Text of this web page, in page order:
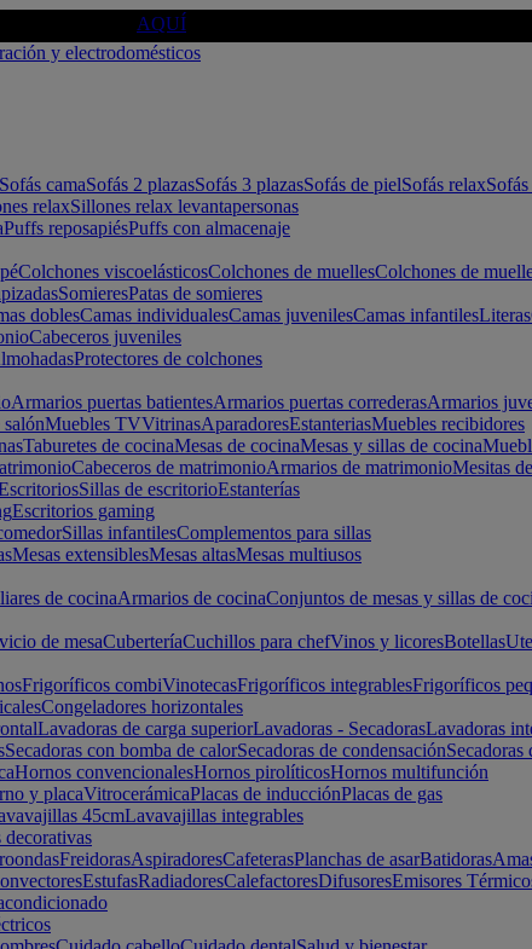
AQUÍ
Sofás camaSofás 2 plazasSofás 3 plazasSofás de pielSofás relax
relaxSillones relax levantapersonas
Puffs reposapiésPuffs con almacenaje
Colchones viscoelásticosColchones de muellesColchones de
SomieresPatas de somieres
doblesCamas individualesCamas juvenilesCamas infantilesLiteras
Cabeceros juveniles
Protectores de colchones
Armarios puertas batientesArmarios puertas correderasArmarios
salónMuebles TVVitrinasAparadoresEstanteriasMuebles recibidores
Taburetes de cocinaMesas de cocinaMesas y sillas de cocina
Cabeceros de matrimonioArmarios de matrimonioMesitas
Sillas de escritorioEstanterías
Escritorios gaming
Sillas infantilesComplementos para sillas
Mesas extensiblesMesas altasMesas multiusos
de cocinaArmarios de cocinaConjuntos de mesas y sillas de
de mesaCuberteríaCuchillos para chefVinos y licoresBotellas
Frigoríficos combiVinotecasFrigoríficos integrablesFrigoríficos
Congeladores horizontales
Lavadoras de carga superiorLavadoras - SecadorasLavadoras
Secadoras con bomba de calorSecadoras de condensaciónSecadoras
Hornos convencionalesHornos pirolíticosHornos multifunción
y placaVitrocerámicaPlacas de inducciónPlacas de gas
45cmLavavajillas integrables
decorativas
FreidorasAspiradoresCafeterasPlanchas de asarBatidoras
EstufasRadiadoresCalefactoresDifusoresEmisores